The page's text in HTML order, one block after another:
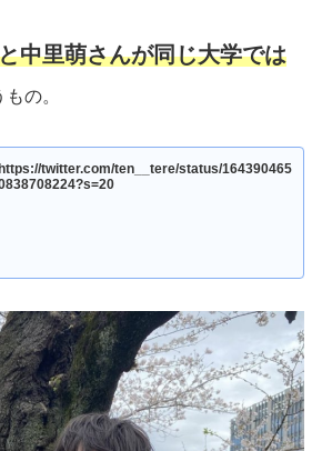
中里萌さんが同じ大学では
の。
https://twitter.com/ten__tere/status/164390465